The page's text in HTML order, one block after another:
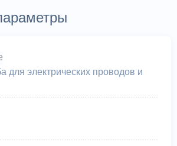
для электрических проводов и